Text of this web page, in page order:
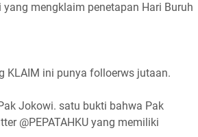
mengklaim penetapan Hari Buruh
KLAIM ini punya folloerws jutaan.
Jokowi. satu bukti bahwa Pak
@PEPATAHKU yang memiliki